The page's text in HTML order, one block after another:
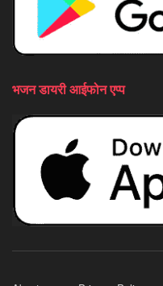
भजन डायरी आईफोन एप्प